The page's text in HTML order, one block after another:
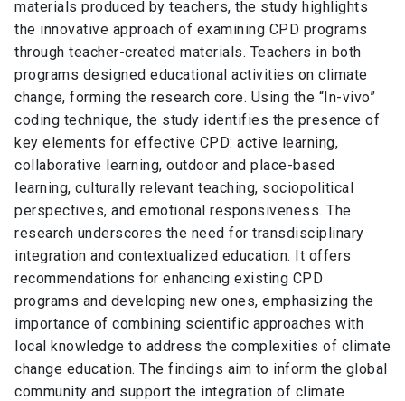
materials produced by teachers, the study highlights
the innovative approach of examining CPD programs
through teacher-created materials. Teachers in both
programs designed educational activities on climate
change, forming the research core. Using the “In-vivo”
coding technique, the study identifies the presence of
key elements for effective CPD: active learning,
collaborative learning, outdoor and place-based
learning, culturally relevant teaching, sociopolitical
perspectives, and emotional responsiveness. The
research underscores the need for transdisciplinary
integration and contextualized education. It offers
recommendations for enhancing existing CPD
programs and developing new ones, emphasizing the
importance of combining scientific approaches with
local knowledge to address the complexities of climate
change education. The findings aim to inform the global
community and support the integration of climate